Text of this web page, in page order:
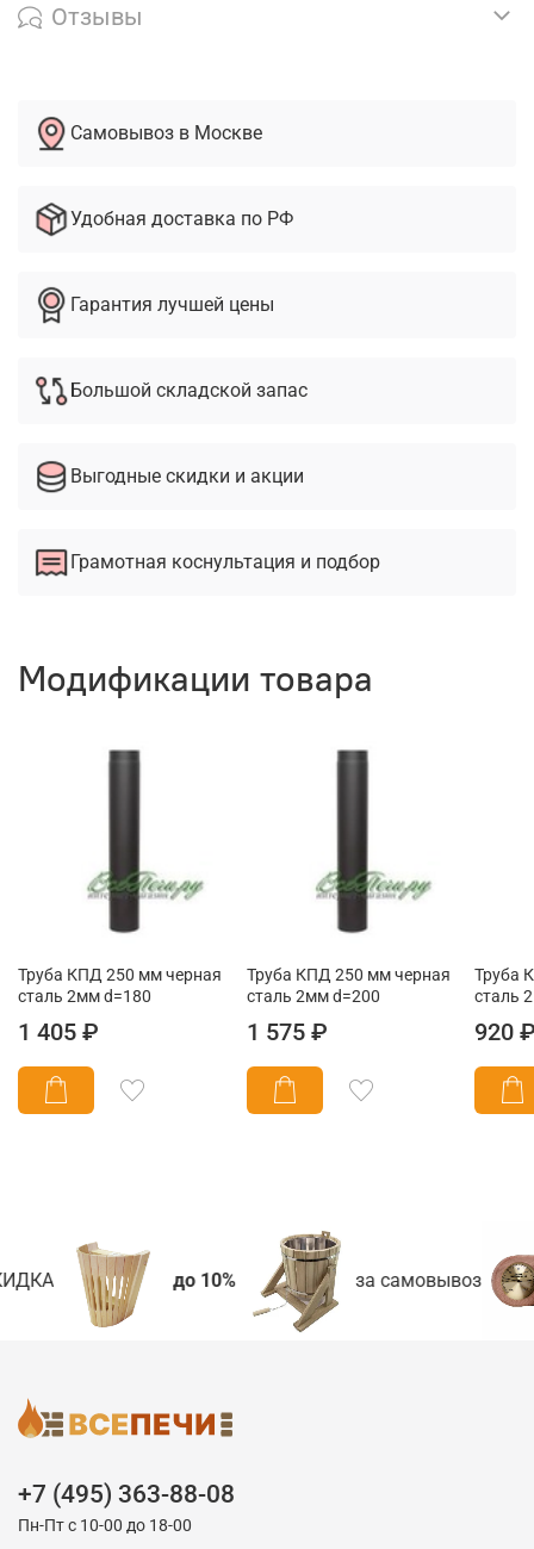
Отзывы
Самовывоз в Москве
Удобная доставка по РФ
Гарантия лучшей цены
Большой складской запас
Выгодные скидки и акции
Грамотная коснультация и подбор
Модификации товара
Труба КПД 250 мм черная
сталь 2мм d=180
1 405 ₽
Труба КПД 250 мм черная
сталь 2мм d=200
1 575 ₽
Труба
сталь
920
до 10% за самовывоз
+7 (495) 363-88-08
Пн-Пт с 10-00 до 18-00